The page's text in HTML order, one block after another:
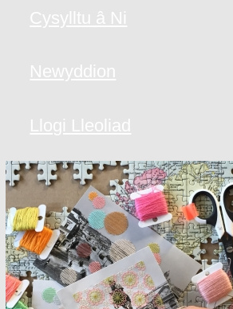
Cysylltu â Ni
Newyddion
Llogi Lleoliad